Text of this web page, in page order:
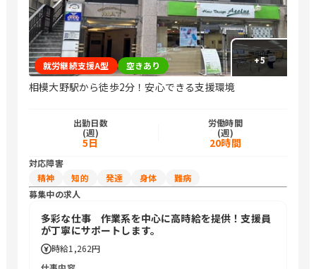
+5
就労継続支援A型 空きあり
相模大野駅から徒歩2分！安心できる支援環境
出勤日数
(週)
5日
労働時間
(週)
20時間
対応障害
精神
知的 発達 身体
難病
募集中の求人
多彩な仕事 作業系を中心に高時給を提供！支援員
が丁寧にサポートします。
時給1,262円